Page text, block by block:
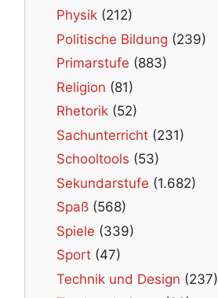
Physik (212)
Politische Bildung (239)
Primarstufe (883)
Religion (81)
Rhetorik (52)
Sachunterricht (231)
Schooltools (53)
Sekundarstufe (1.682)
Spaß (568)
Spiele (339)
Sport (47)
Technik und Design (237)